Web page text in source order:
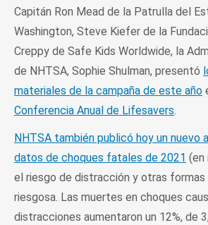
Capitán Ron Mead de la Patrulla del
Washington, Steve Kiefer de la
Creppy de Safe Kids Worldwide, la
de NHTSA, Sophie Shulman, presentó
materiales de la campaña de este año
Conferencia Anual de Lifesavers.
NHTSA también publicó hoy un nuevo
datos de choques fatales de 2021 (en
el riesgo de distracción y otras formas
riesgosa. Las muertes en choques
distracciones aumentaron un 12%, de